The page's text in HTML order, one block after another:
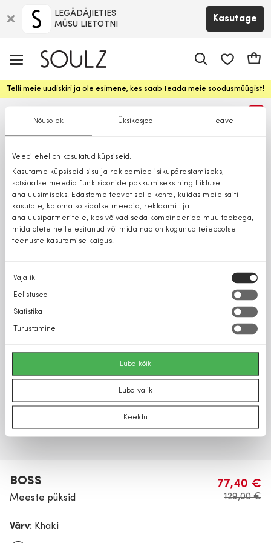
Nõusolek Üksikasjad Teave
Veebilehel on kasutatud küpsiseid.
Kasutame küpsiseid sisu ja reklaamide isikupärastamiseks,
sotsiaalse meedia funktsioonide pakkumiseks ning liikluse
analüüsimiseks. Edastame teavet selle kohta, kuidas meie saiti
kasutate, ka oma sotsiaalse meedia, reklaami- ja
analüüsipartneritele, kes võivad seda kombineerida muu teabega,
mida olete neile esitanud või mida nad on kogunud teiepoolse
teenuste kasutamise käigus.
Nõusoleku
valik
Vajalik
Eelistused
Statistika
Turustamine
Luba kõik
Luba valik
Keeldu
LEGĀDĀJIETIES
MŪSU LIETOTNI
Kasutage
Telli meie uudiskiri ja ole esimene, kes saab teada meie soodusmüügist!
BOSS
Meeste püksid
77,40 €
129,00 €
Värv: Khaki